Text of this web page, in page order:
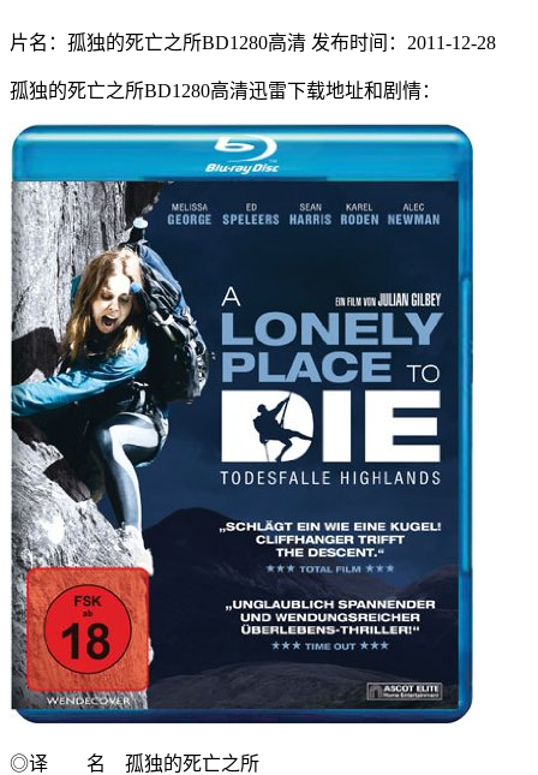
片名：孤独的死亡之所BD1280高清 发布时间：2011-12-28
孤独的死亡之所BD1280高清迅雷下载地址和剧情：
◎译 名 孤独的死亡之所